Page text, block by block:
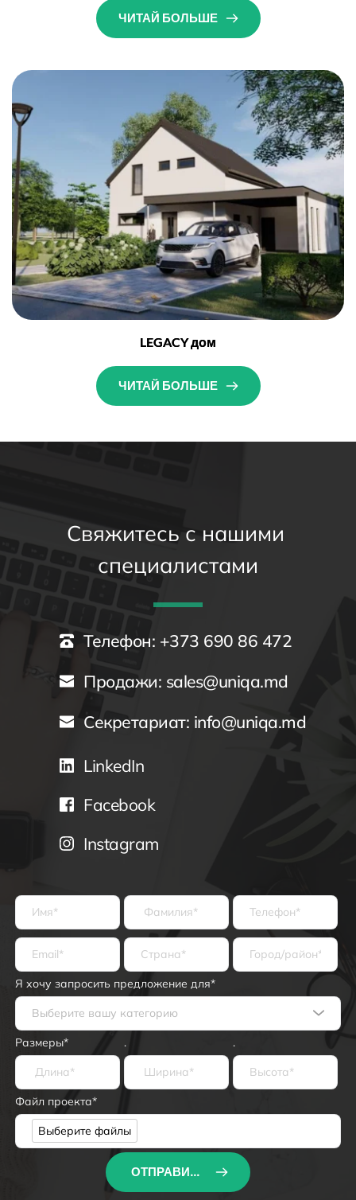
ЧИТАЙ БОЛЬШЕ
LEGACY дом
ЧИТАЙ БОЛЬШЕ
Свяжитесь с нашими
специалистами
Телефон: +373 690 86 472
Продажи: sales@uniqa.md
Секретариат: info@uniqa.md
LinkedIn
Facebook
Instagram
Я хочу запросить предложение для*
Выберите вашу категорию
Размеры* . .
Файл проекта*
Файл проекта*
Выберите файлы
ОТПРАВИТЬ